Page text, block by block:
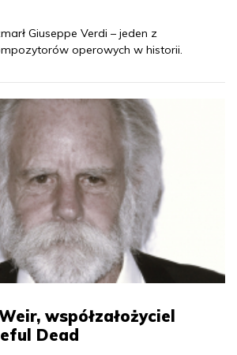
Giuseppe Verdi – jeden z
operowych w historii.
współzałożyciel
Dead